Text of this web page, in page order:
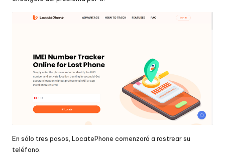
En sólo tres pasos, LocatePhone comenzará a rastrear su
teléfono.